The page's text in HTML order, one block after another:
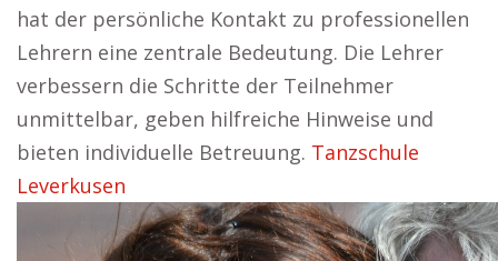
hat der persönliche Kontakt zu professionellen
Lehrern eine zentrale Bedeutung. Die Lehrer
verbessern die Schritte der Teilnehmer
unmittelbar, geben hilfreiche Hinweise und
bieten individuelle Betreuung. Tanzschule
Leverkusen